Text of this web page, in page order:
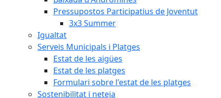
Pressupostos Participatius de Joventut
3x3 Summer
Igualtat
Serveis Municipals i Platges
Estat de les aigües
Estat de les platges
Formulari sobre l'estat de les platges
Sostenibilitat i neteja